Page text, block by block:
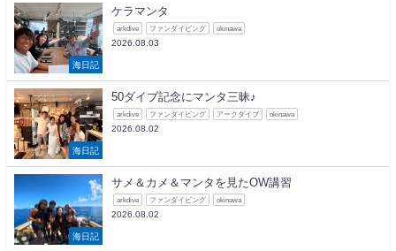
海日記
ケラマンタ
arkdive ファンダイビング okinawa
2026.08.03
海日記
50ダイブ記念にマンタ三昧♪
arkdive ファンダイビング アークダイブ okinawa
2026.08.02
海日記
サメ＆カメ＆マンタを見たOW講習
arkdive ファンダイビング okinawa
2026.08.02